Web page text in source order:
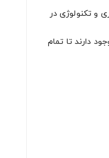
و تکنولوژی در
دارند تا تمام